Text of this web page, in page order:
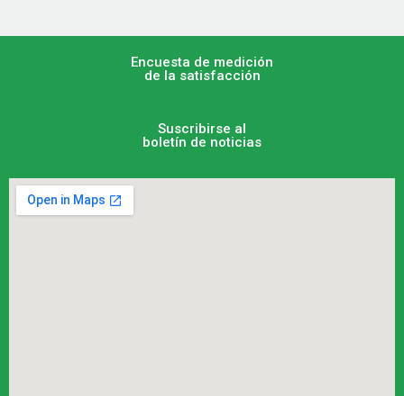
Encuesta de medición
de la satisfacción
Suscribirse al
boletín de noticias